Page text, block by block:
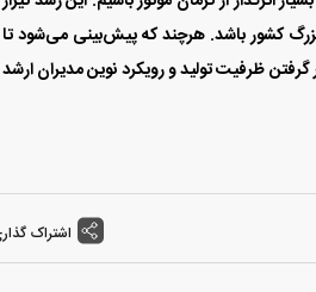
اشتراک گذاری